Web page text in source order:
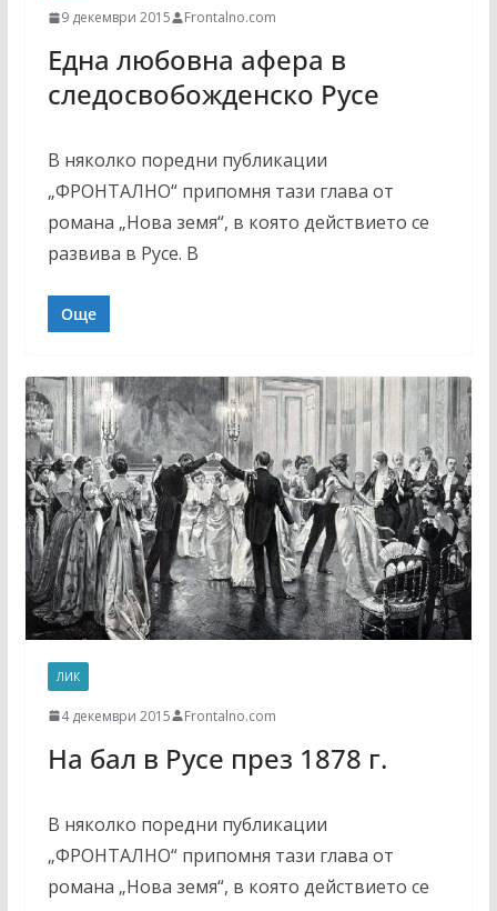
9 декември 2015 Frontalno.com
Една любовна афера в
следосвобожденско Русе
В няколко поредни публикации
„ФРОНТАЛНО“ припомня тази глава от
романа „Нова земя“, в която действието се
развива в Русе. В
Още
ЛИК
4 декември 2015 Frontalno.com
На бал в Русе през 1878 г.
В няколко поредни публикации
„ФРОНТАЛНО“ припомня тази глава от
романа „Нова земя“, в която действието се